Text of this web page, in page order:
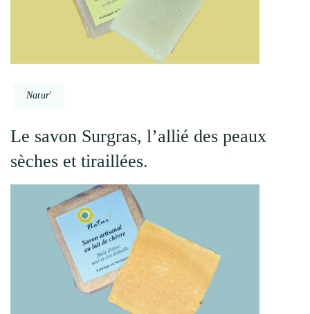
Natur'
Le savon Surgras, l’allié des peaux
sèches et tiraillées.